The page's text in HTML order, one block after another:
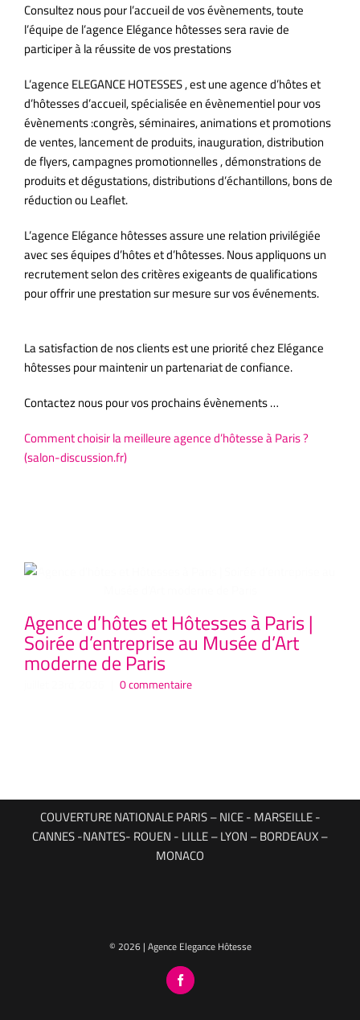
Consultez nous pour l’accueil de vos évènements, toute
l’équipe de l’agence Elégance hôtesses sera ravie de
participer à la réussite de vos prestations
L’agence ELEGANCE HOTESSES , est une agence d’hôtes et
d’hôtesses d’accueil, spécialisée en évènementiel pour vos
évènements :congrès, séminaires, animations et promotions
de ventes, lancement de produits, inauguration, distribution
de flyers, campagnes promotionnelles , démonstrations de
produits et dégustations, distributions d’échantillons, bons de
réduction ou Leaflet.
L’agence Elégance hôtesses assure une relation privilégiée
avec ses équipes d’hôtes et d’hôtesses. Nous appliquons un
recrutement selon des critères exigeants de qualifications
pour offrir une prestation sur mesure sur vos événements.
La satisfaction de nos clients est une priorité chez Elégance
hôtesses pour maintenir un partenariat de confiance.
Contactez nous pour vos prochains évènements …
Comment choisir la meilleure agence d’hôtesse à Paris ?
(salon-discussion.fr)
Agence d’hôtes et Hôtesses à Paris |
Soirée d’entreprise au Musée d’Art
moderne de Paris
0 commentaire
COUVERTURE NATIONALE PARIS – NICE - MARSEILLE -
CANNES -NANTES- ROUEN - LILLE – LYON – BORDEAUX –
MONACO
© 2026 | Agence Elegance Hôtesse
Facebook